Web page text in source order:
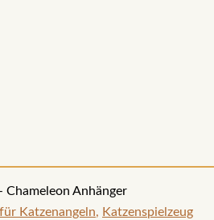
Chameleon Anhänger
Katzenangeln, Katzenspielzeug